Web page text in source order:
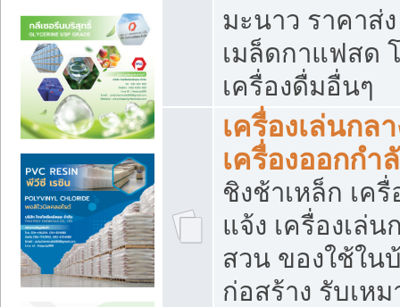
มะนาว ราคาส่
เมล็ดกาแฟสด
เครื่องดื่มอื่นๆ
เครื่องเล่นกล
เครื่องออกกำ
ชิงช้าเหล็ก เค
แจ้ง เครื่องเล่น
สวน ของใช้ใน
ก่อสร้าง รับเห